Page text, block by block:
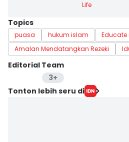
Life
Topics
puasa hukum islam Educate
Amalan Mendatangkan Rezeki
Editorial Team
3+
Editor
Tonton lebih seru di